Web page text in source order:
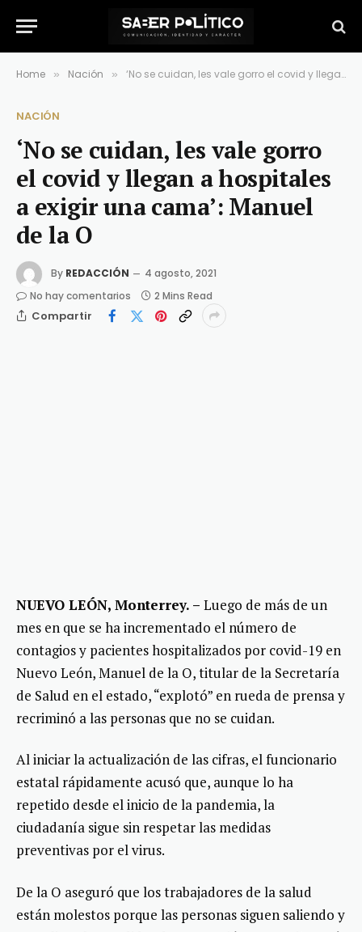
Home » Nación » ‘No se cuidan, les vale gorro el covid y llegan a hospitales a exigir una cama’: Manuel de la O
NACIÓN
‘No se cuidan, les vale gorro
el covid y llegan a hospitales
a exigir una cama’: Manuel
de la O
By REDACCIÓN
4 agosto, 2021
No hay comentarios
2 Mins Read
Compartir
NUEVO LEÓN, Monterrey. – Luego de más de un
mes en que se ha incrementado el número de
contagios y pacientes hospitalizados por covid-19 en
Nuevo León, Manuel de la O, titular de la Secretaría
de Salud en el estado, “explotó” en rueda de prensa y
recriminó a las personas que no se cuidan.
Al iniciar la actualización de las cifras, el funcionario
estatal rápidamente acusó que, aunque lo ha
repetido desde el inicio de la pandemia, la
ciudadanía sigue sin respetar las medidas
preventivas por el virus.
De la O aseguró que los trabajadores de la salud
están molestos porque las personas siguen saliendo y